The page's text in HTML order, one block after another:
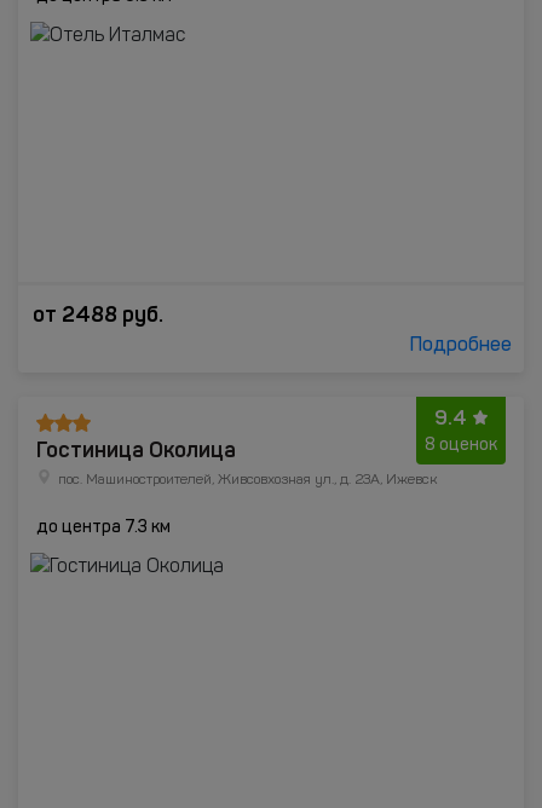
от 2488 руб.
Подробнее
9.4
8 оценок
Гостиница Околица
пос. Машиностроителей, Живсовхозная ул., д. 23А, Ижевск
до центра 7.3 км